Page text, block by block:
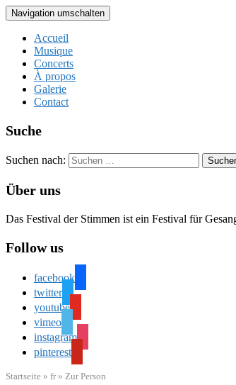
Navigation umschalten
Accueil
Musique
Concerts
À propos
Galerie
Contact
Suche
Suchen nach:
Über uns
Das Festival der Stimmen ist ein Festival für
Follow us
facebook
twitter
youtube
vimeo
instagram
pinterest
Startseite » fr» Zur Person